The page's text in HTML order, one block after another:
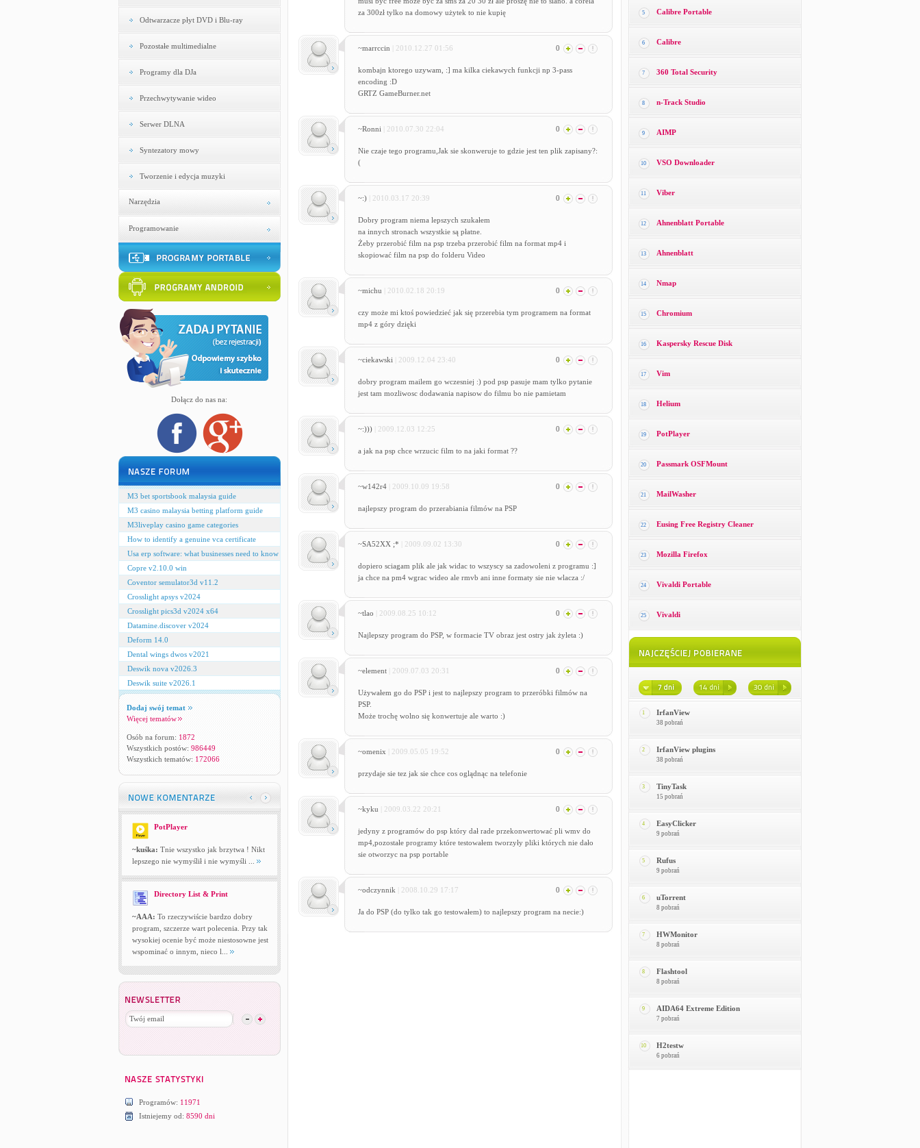
Odtwarzacze płyt DVD i Blu-ray
Pozostałe multimedialne
Programy dla DJa
Przechwytywanie wideo
Serwer DLNA
Syntezatory mowy
Tworzenie i edycja muzyki
Narzędzia
Programowanie
Dołącz do nas na:
M3 bet sportsbook malaysia guide
M3 casino malaysia betting platform guide
M3liveplay casino game categories
How to identify a genuine vca certificate
Usa erp software: what businesses need to know
Copre v2.10.0 win
Coventor semulator3d v11.2
Crosslight apsys v2024
Crosslight pics3d v2024 x64
Datamine.discover v2024
Deform 14.0
Dental wings dwos v2021
Deswik nova v2026.3
Deswik suite v2026.1
Dodaj swój temat
Więcej tematów
Osób na forum: 1872
Wszystkich postów: 986449
Wszystkich tematów: 172066
PotPlayer
~kuśka: Tnie wszystko jak brzytwa ! Nikt
lepszego nie wymyślił i nie wymyśli ...
Directory List & Print
~AAA: To rzeczywiście bardzo dobry
program, szczerze wart polecenia. Przy tak
wysokiej ocenie być może niestosowne jest
wspominać o innym, nieco l...
Programów: 11971
Istniejemy od: 8590 dni
za 300zł tylko na domowy użytek to nie kupię
~marrccin | 2010.12.27 01:56 0
kombajn ktorego uzywam, :] ma kilka ciekawych funkcji np 3-pass
encoding :D
GRTZ GameBurner.net
~Ronni | 2010.07.30 22:04 0
Nie czaje tego programu,Jak sie skonweruje to gdzie jest ten plik zapisany?:
(
~:) | 2010.03.17 20:39 0
Dobry program niema lepszych szukałem
na innych stronach wszystkie są płatne.
Żeby przerobić film na psp trzeba przerobić film na format mp4 i
skopiować film na psp do folderu Video
~michu | 2010.02.18 20:19 0
czy może mi ktoś powiedzieć jak się przerebia tym programem na format
mp4 z góry dzięki
~ciekawski | 2009.12.04 23:40 0
dobry program mailem go wczesniej :) pod psp pasuje mam tylko pytanie
jest tam mozliwosc dodawania napisow do filmu bo nie pamietam
~:))) | 2009.12.03 12:25 0
a jak na psp chce wrzucic film to na jaki format ??
~w142r4 | 2009.10.09 19:58 0
najlepszy program do przerabiania filmów na PSP
~SA52XX ;* | 2009.09.02 13:30 0
dopiero sciagam plik ale jak widac to wszyscy sa zadowoleni z programu :]
ja chce na pm4 wgrac wideo ale rmvb ani inne formaty sie nie wlacza :/
~tlao | 2009.08.25 10:12 0
Najlepszy program do PSP, w formacie TV obraz jest ostry jak żyleta :)
~element | 2009.07.03 20:31 0
Używałem go do PSP i jest to najlepszy program to przeróbki filmów na
PSP.
Może trochę wolno się konwertuje ale warto :)
~omenix | 2009.05.05 19:52 0
przydaje sie tez jak sie chce cos oglądnąc na telefonie
~kyku | 2009.03.22 20:21 0
jedyny z programów do psp który dał rade przekonwertować pli wmv do
mp4,pozostałe programy które testowałem tworzyły pliki których nie dało
sie otworzyc na psp portable
~odczynnik | 2008.10.29 17:17 0
Ja do PSP (do tylko tak go testowałem) to najlepszy program na necie:)
5 Calibre Portable
6 Calibre
7 360 Total Security
8 n-Track Studio
9 AIMP
10 VSO Downloader
11 Viber
12 Ahnenblatt Portable
13 Ahnenblatt
14 Nmap
15 Chromium
16 Kaspersky Rescue Disk
17 Vim
18 Helium
19 PotPlayer
20 Passmark OSFMount
21 MailWasher
22 Eusing Free Registry Cleaner
23 Mozilla Firefox
24 Vivaldi Portable
25 Vivaldi
1 IrfanView
38 pobrań
2 IrfanView plugins
38 pobrań
3 TinyTask
15 pobrań
4 EasyClicker
9 pobrań
5 Rufus
9 pobrań
6 uTorrent
8 pobrań
7 HWMonitor
8 pobrań
8 Flashtool
8 pobrań
9 AIDA64 Extreme Edition
7 pobrań
10 H2testw
6 pobrań